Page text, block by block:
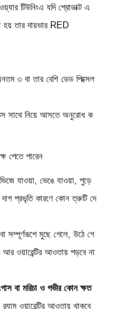
টিউনিংএ যদি প্রোডাক্ট এ
হয় তার দায়ভার RED
৩ বা তার বেশি ডেড পিক্সেল
সাথে নিয়ে আসতে অনুরোধ ক
পেতে পারেন
যাওয়া, ভেঙে যাওয়া, পুড়ে
প্রভৃতি কারণে কোন ত্রুটি দে
সম্পূর্ণরূপে মুছে গেলে, উঠে গে
ওয়ারেন্টির আওতায় পড়বে না
বা মরিচা ও গভীর কোন ক্ষত
ওয়ারেন্টির আওতায় থাকবে